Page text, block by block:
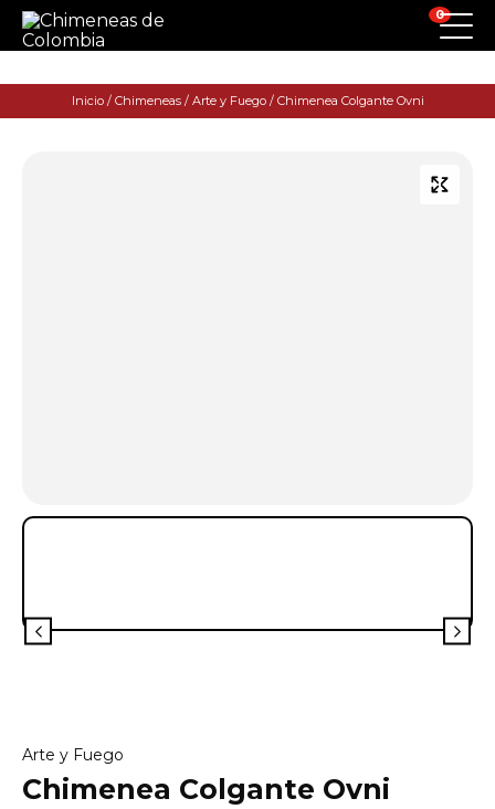
0
Inicio/ Chimeneas/ Arte y Fuego/ Chimenea Colgante Ovni
Arte y Fuego
Chimenea Colgante Ovni